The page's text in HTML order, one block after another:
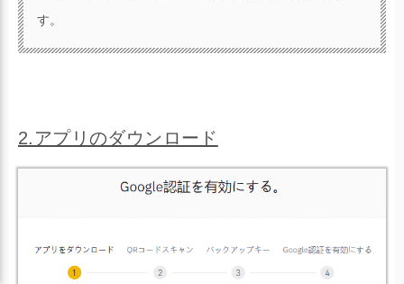
す。
2.アプリのダウンロード